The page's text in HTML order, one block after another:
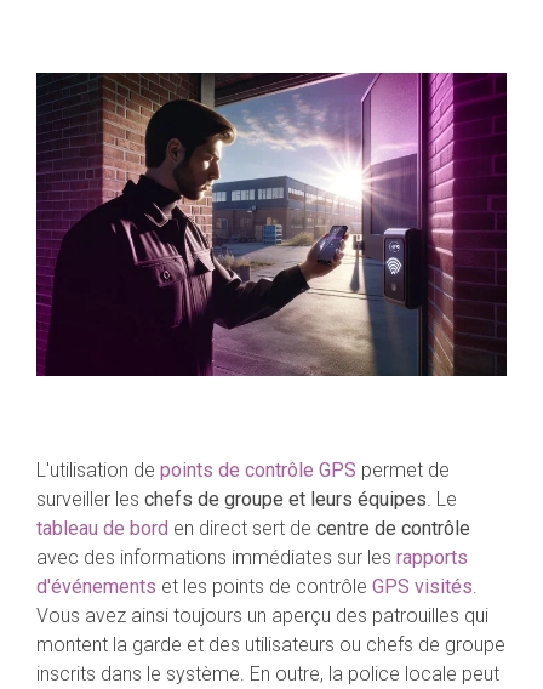
L'utilisation de points de contrôle GPS permet de
surveiller les chefs de groupe et leurs équipes . Le
tableau de bord en direct sert de centre de contrôle
avec des informations immédiates sur les rapports
d'événements et les points de contrôle GPS visités
Vous avez ainsi toujours un aperçu des patrouilles qui
montent la garde et des utilisateurs ou chefs de groupe
inscrits dans le système. En outre, la police locale peut